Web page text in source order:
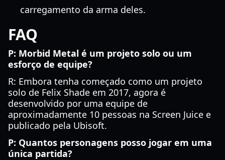
carregamento da arma deles.
FAQ
P: Morbid Metal é um projeto solo ou um
esforço de equipe?
R: Embora tenha começado como um projeto
solo de Felix Shade em 2017, agora é
desenvolvido por uma equipe de
aproximadamente 10 pessoas na Screen Juice e
publicado pela Ubisoft.
P: Quantos personagens posso jogar em uma
única partida?